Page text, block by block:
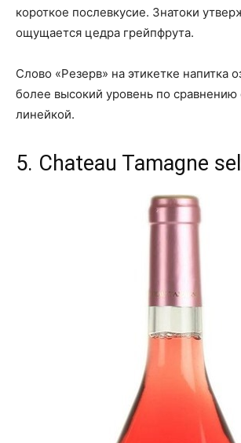
короткое послевкусие. Знатоки
ощущается цедра грейпфрута.
Слово «Резерв» на этикетке напитка
более высокий уровень по сравнению
линейкой.
5. Chateau Tamagne